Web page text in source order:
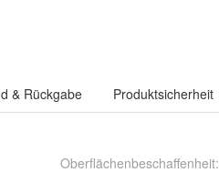
& Rückgabe Produktsicherheit
Oberflächenbeschaffenheit: